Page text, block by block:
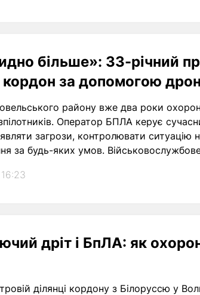
більше»: 33-річний
за допомогою
району вже два роки
Оператор БПЛА керує
загрози, контролювати
за будь-яких умов.
дріт і БпЛА: як
ділянці кордону з Білоруссю у